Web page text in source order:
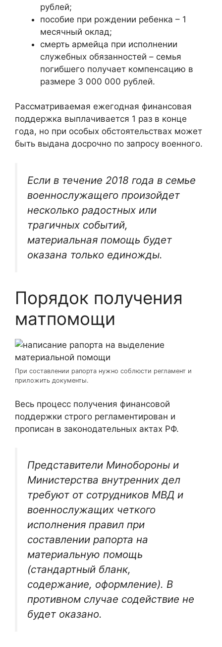
рублей;
пособие при рождении ребенка – 1
месячный оклад;
смерть армейца при исполнении
служебных обязанностей – семья
погибшего получает компенсацию в
размере 3 000 000 рублей.
Рассматриваемая ежегодная финансовая
поддержка выплачивается 1 раз в конце
года, но при особых обстоятельствах может
быть выдана досрочно по запросу военного.
Если в течение 2018 года в семье
военнослужащего произойдет
несколько радостных или
трагичных событий,
материальная помощь будет
оказана только единожды.
Порядок получения
матпомощи
При составлении рапорта нужно соблюсти регламент и
приложить документы.
Весь процесс получения финансовой
поддержки строго регламентирован и
прописан в законодательных актах РФ.
Представители Минобороны и
Министерства внутренних дел
требуют от сотрудников МВД и
военнослужащих четкого
исполнения правил при
составлении рапорта на
материальную помощь
(стандартный бланк,
содержание, оформление). В
противном случае содействие не
будет оказано.